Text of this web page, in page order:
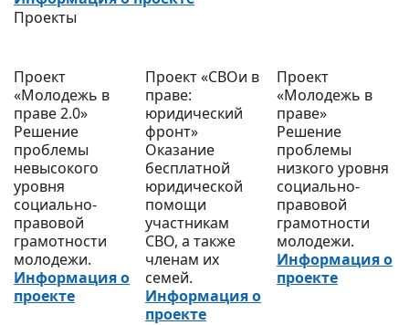
Проекты
Проект
«Молодежь в
праве 2.0»
Решение
проблемы
невысокого
уровня
социально-
правовой
грамотности
молодежи.
Информация о
проекте
Проект «СВОи в
праве:
юридический
фронт»
Оказание
бесплатной
юридической
помощи
участникам
СВО, а также
членам их
семей.
Информация о
проекте
Проект
«Молодежь в
праве»
Решение
проблемы
низкого уровня
социально-
правовой
грамотности
молодежи.
Информация о
проекте